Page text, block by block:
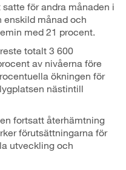
för andra månaden i
enskild månad och
med 21 procent.
totalt 3 600
av nivåerna före
ökningen för
nästintill
fortsatt återhämtning
förutsättningarna för
utveckling och